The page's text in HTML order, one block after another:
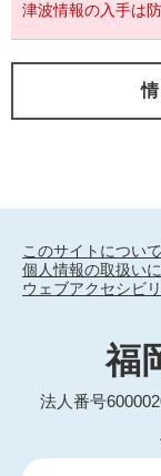
津波情報の入手は
このサイトについて
個人情報の取扱い
ウェブアクセシビ
福
法人番号